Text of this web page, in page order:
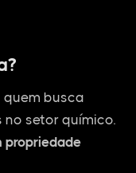
busca
no setor químico.
propriedade